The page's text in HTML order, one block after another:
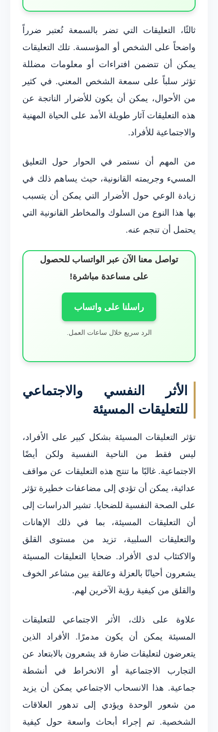
ثالثًا، التعليقات التي تضر بالسمعة تُعتبر ضرراً
واضحاً على الشخص أو المؤسسة. تلك التعليقات
يمكن أن تتضمن افتراءات أو معلومات مضللة
تؤثر سلباً على سمعة الشخص المعني. في كثير
من الأحوال، يمكن أن يكون للأضرار الناتجة عن
هذه التعليقات آثار طويلة الأمد على الحياة المهنية
والاجتماعية للأفراد.
من المهم أن نستمر في الحوار حول التعليق
المسيء وجريمته القانونية، حيث يساهم ذلك في
زيادة الوعي حول الأضرار التي يمكن أن يتسبب
بها هذا النوع من السلوك والمخاطر القانونية التي
يحتمل أن تنجم عنه.
تواصل معنا الآن عبر الواتساب للحصول
على مساعدة مباشرة!
راسلنا على واتساب
الرد سريع خلال ساعات العمل.
الأثر النفسي والاجتماعي
للتعليقات المسيئة
تؤثر التعليقات المسيئة بشكل كبير على الأفراد،
ليس فقط من الناحية النفسية ولكن أيضًا
الاجتماعية. غالبًا ما تنتج هذه التعليقات عن مواقف
عدائية، يمكن أن تؤدي إلى مضاعفات خطيرة تؤثر
على الصحة النفسية للضحايا. تشير الدراسات إلى
أن التعليقات المسيئة، بما في ذلك الإهانات
والتعليقات السلبية، تزيد من مستوى القلق
والاكتئاب لدى الأفراد. ضحايا التعليقات المسيئة
يشعرون أحيانًا بالعزلة وعالقة بين مشاعر الخوف
والقلق من كيفية رؤية الآخرين لهم.
علاوة على ذلك، الأثر الاجتماعي للتعليقات
المسيئة يمكن أن يكون مدمرًا. الأفراد الذين
يتعرضون لتعليقات ضارة قد يشعرون بالابتعاد عن
التجارب الاجتماعية أو الانخراط في أنشطة
جماعية. هذا الانسحاب الاجتماعي يمكن أن يزيد
من شعور الوحدة ويؤدي إلى تدهور العلاقات
الشخصية. تم إجراء أبحاث واسعة حول كيفية